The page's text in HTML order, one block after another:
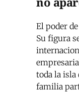
El poder
Su figura
toda la isla
familia